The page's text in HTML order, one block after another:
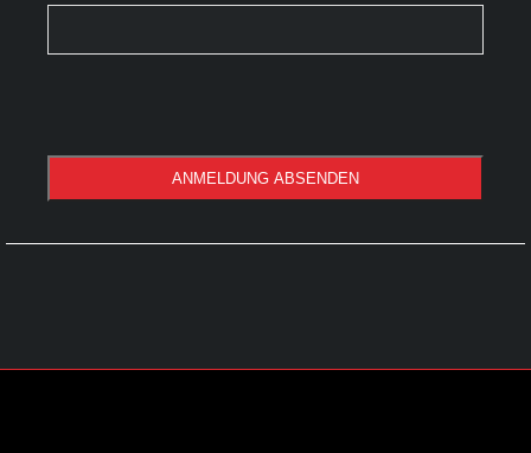
ANMELDUNG ABSENDEN